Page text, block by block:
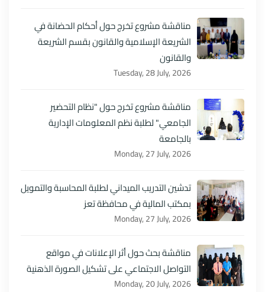
مناقشة مشروع تخرج حول أحكام الحضانة في
الشريعة الإسلامية والقانون بقسم الشريعة
والقانون
Tuesday, 28 July, 2026
مناقشة مشروع تخرج حول "نظام التحضير
الجامعي" لطلبة نظم المعلومات الإدارية
بالجامعة
Monday, 27 July, 2026
تدشين التدريب الميداني لطلبة المحاسبة والتمويل
بمكتب المالية في محافظة تعز
Monday, 27 July, 2026
مناقشة بحث حول أثر الإعلانات في مواقع
التواصل الاجتماعي على تشكيل الصورة الذهنية
Monday, 20 July, 2026